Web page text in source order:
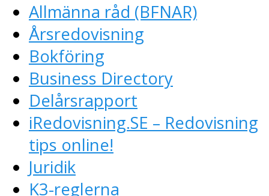
Allmänna råd (BFNAR)
Årsredovisning
Bokföring
Business Directory
Delårsrapport
iRedovisning.SE – Redovisning
tips online!
Juridik
K3-reglerna